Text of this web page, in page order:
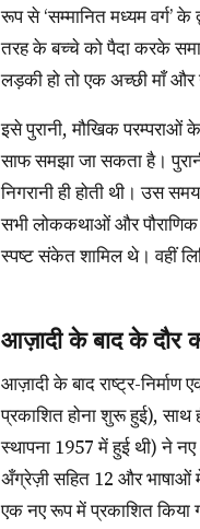
रूप से ‘सम्मानित मध्यम वर्ग’
तरह के बच्चे को पैदा करके
लड़की हो तो एक अच्छी माँ और
इसे पुरानी, मौखिक परम्पराओं के मुकाबले रखकर, जिसमें साहित्य केवल बच्चों के लिए नहीं तैयार किया जाता था, दोनों में फर्क
साफ समझा जा सकता है।
निगरानी ही होती थी। उस
सभी लोककथाओं और पौराणिक
स्पष्ट संकेत शामिल थे। वहीं
आज़ादी के बाद के दौर
आज़ादी के बाद राष्ट्र-निर्माण एक अहम विषय के तौर पर उभरा। चन्दामामा जैसी पत्रिका (जो 1947 में तमिल और तेलुगु में
प्रकाशित होना शुरू हुई), साथ
स्थापना 1957 में हुई थी) ने
अँग्रेज़ी सहित 12 और भाषाओं
एक नए रूप में प्रकाशित किया